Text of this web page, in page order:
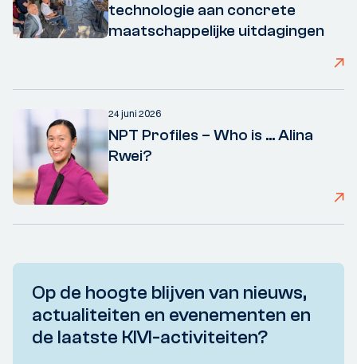
technologie aan concrete
maatschappelijke uitdagingen
24 juni 2026
NPT Profiles – Who is ... Alina
Rwei?
Op de hoogte blijven van nieuws,
actualiteiten en evenementen en
de laatste KIVI-activiteiten?